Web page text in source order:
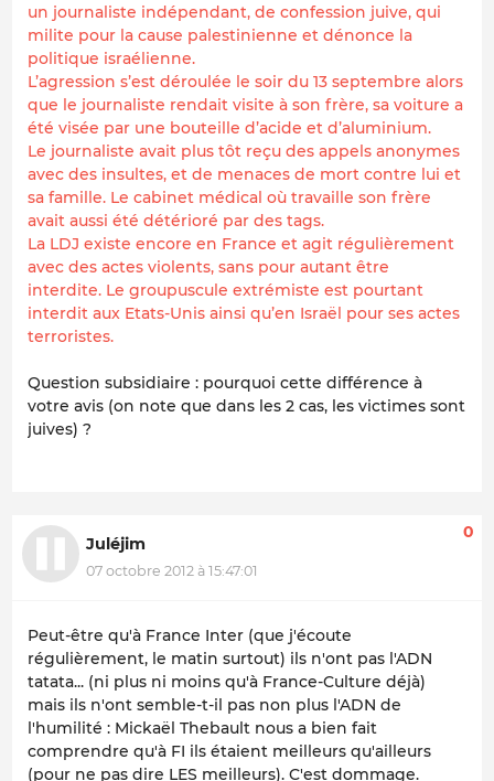
un journaliste indépendant, de confession juive, qui
milite pour la cause palestinienne et dénonce la
politique israélienne.
L’agression s’est déroulée le soir du 13 septembre alors
que le journaliste rendait visite à son frère, sa voiture a
été visée par une bouteille d’acide et d’aluminium.
Le journaliste avait plus tôt reçu des appels anonymes
avec des insultes, et de menaces de mort contre lui et
sa famille. Le cabinet médical où travaille son frère
avait aussi été détérioré par des tags.
La LDJ existe encore en France et agit régulièrement
avec des actes violents, sans pour autant être
interdite. Le groupuscule extrémiste est pourtant
interdit aux Etats-Unis ainsi qu’en Israël pour ses actes
terroristes.
Question subsidiaire : pourquoi cette différence à
votre avis (on note que dans les 2 cas, les victimes sont
juives) ?
Juléjim
07 octobre 2012 à 15:47:01
0
Peut-être qu'à France Inter (que j'écoute
régulièrement, le matin surtout) ils n'ont pas l'ADN
tatata... (ni plus ni moins qu'à France-Culture déjà)
mais ils n'ont semble-t-il pas non plus l'ADN de
l'humilité : Mickaël Thebault nous a bien fait
comprendre qu'à FI ils étaient meilleurs qu'ailleurs
(pour ne pas dire LES meilleurs). C'est dommage.